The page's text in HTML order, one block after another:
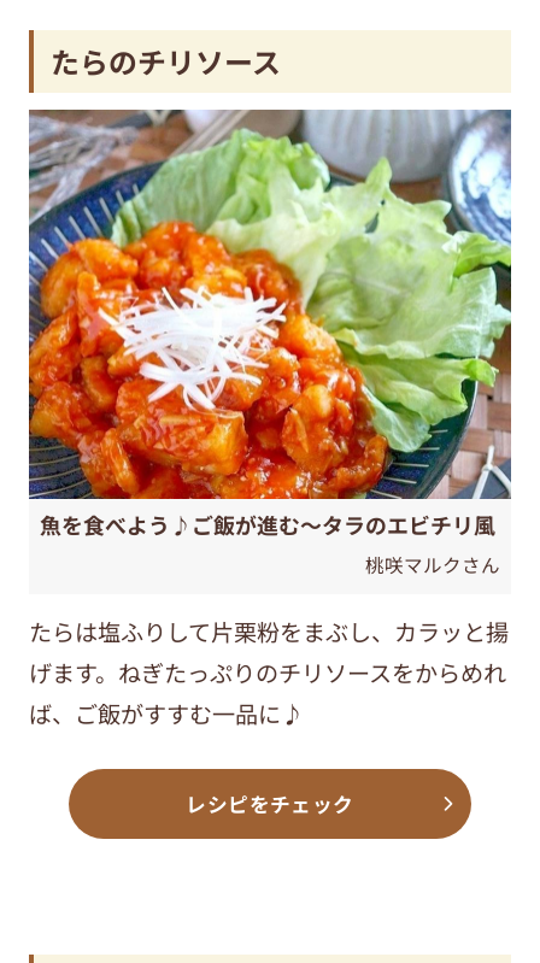
たらのチリソース
魚を食べよう♪ご飯が進む～タラのエビチリ風
桃咲マルクさん
たらは塩ふりして片栗粉をまぶし、カラッと揚
げます。ねぎたっぷりのチリソースをからめれ
ば、ご飯がすすむ一品に♪
レシピをチェック